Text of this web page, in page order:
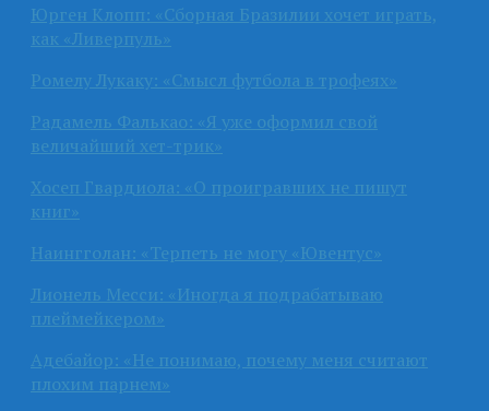
Юрген Клопп: «Сборная Бразилии хочет играть,
как «Ливерпуль»
Ромелу Лукаку: «Смысл футбола в трофеях»
Радамель Фалькао: «Я уже оформил свой
величайший хет-трик»
Хосеп Гвардиола: «О проигравших не пишут
книг»
Наингголан: «Терпеть не могу «Ювентус»
Лионель Месси: «Иногда я подрабатываю
плеймейкером»
Адебайор: «Не понимаю, почему меня считают
плохим парнем»